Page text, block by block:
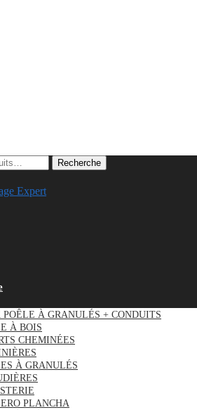
Recherche
POÊLE À GRANULÉS + CONDUITS
À BOIS
CHEMINÉES
À GRANULÉS
PLANCHA